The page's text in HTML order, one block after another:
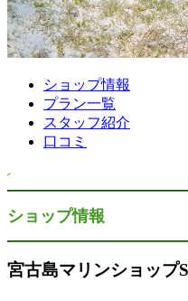
ショップ情報
プラン一覧
スタッフ紹介
口コミ
ショップ情報
宮古島マリンショップ